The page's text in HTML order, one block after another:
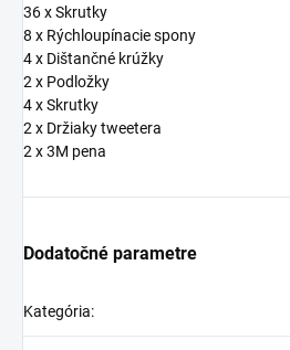
36 x Skrutky
8 x Rýchloupínacie spony
4 x Dištančné krúžky
2 x Podložky
4 x Skrutky
2 x Držiaky tweetera
2 x 3M pena
Dodatočné parametre
Kategória: